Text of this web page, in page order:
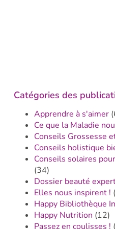
Catégories des
Apprendre à s'aimer
Ce que la Maladie
Conseils Grossesse
Conseils holistique
Conseils solaires
(34)
Dossier beauté
Elles nous inspirent !
Happy Bibliothèque
Happy Nutrition (12)
Passez en coulisses !